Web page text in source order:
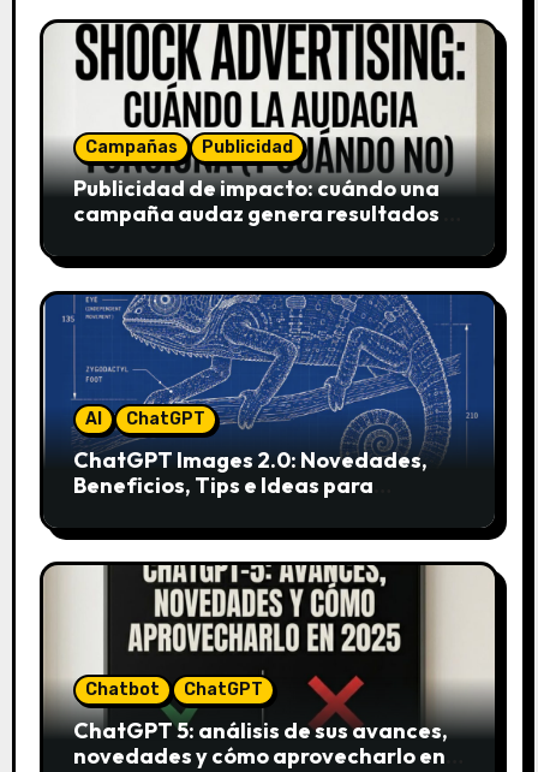
Campañas Publicidad
Publicidad de impacto: cuándo una
campaña audaz genera resultados y
AI ChatGPT
ChatGPT Images 2.0: Novedades,
Beneficios, Tips e Ideas para
Chatbot ChatGPT
ChatGPT 5: análisis de sus avances,
novedades y cómo aprovecharlo en